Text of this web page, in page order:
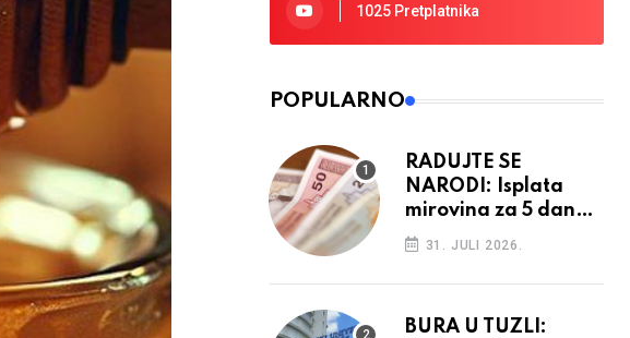
1025 Pretplatnika
POPULARNO
RADUJTE SE
NARODI: Isplata
mirovina za 5 dana,
retroaktivna
povećanja
31. JULI 2026.
BURA U TUZLI: